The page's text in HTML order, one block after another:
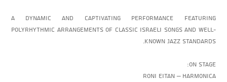
A dynamic and captivating performance featuring
polyrhythmic arrangements of classic Israeli songs and well-
known jazz standards.
On stage:
Roni Eitan – Harmonica